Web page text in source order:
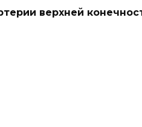
верхней